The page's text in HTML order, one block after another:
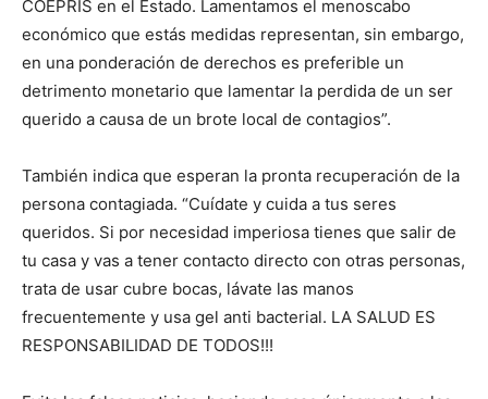
COEPRIS en el Estado. Lamentamos el menoscabo
económico que estás medidas representan, sin embargo,
en una ponderación de derechos es preferible un
detrimento monetario que lamentar la perdida de un ser
querido a causa de un brote local de contagios”.
También indica que esperan la pronta recuperación de la
persona contagiada. “Cuídate y cuida a tus seres
queridos. Si por necesidad imperiosa tienes que salir de
tu casa y vas a tener contacto directo con otras personas,
trata de usar cubre bocas, lávate las manos
frecuentemente y usa gel anti bacterial. LA SALUD ES
RESPONSABILIDAD DE TODOS!!!